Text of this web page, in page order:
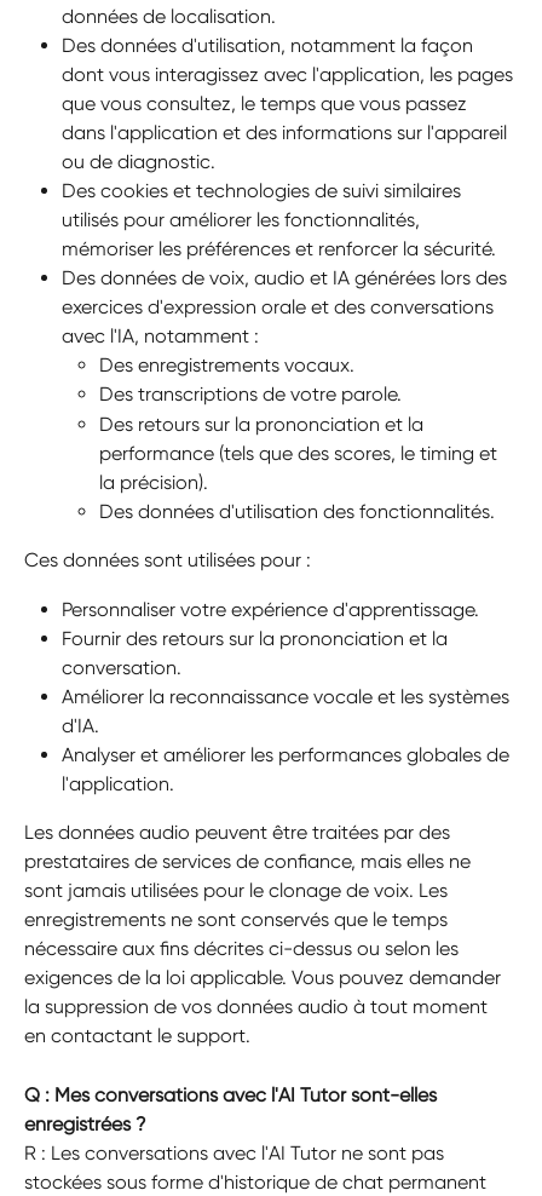
données de localisation.
Des données d'utilisation, notamment la façon
dont vous interagissez avec l'application, les pages
que vous consultez, le temps que vous passez
dans l'application et des informations sur l'appareil
ou de diagnostic.
Des cookies et technologies de suivi similaires
utilisés pour améliorer les fonctionnalités,
mémoriser les préférences et renforcer la sécurité.
Des données de voix, audio et IA générées lors des
exercices d'expression orale et des conversations
avec l'IA, notamment :
Des enregistrements vocaux.
Des transcriptions de votre parole.
Des retours sur la prononciation et la
performance (tels que des scores, le timing et
la précision).
Des données d'utilisation des fonctionnalités.
Ces données sont utilisées pour :
Personnaliser votre expérience d'apprentissage.
Fournir des retours sur la prononciation et la
conversation.
Améliorer la reconnaissance vocale et les systèmes
d'IA.
Analyser et améliorer les performances globales de
l'application.
Les données audio peuvent être traitées par des
prestataires de services de confiance, mais elles ne
sont jamais utilisées pour le clonage de voix. Les
enregistrements ne sont conservés que le temps
nécessaire aux fins décrites ci-dessus ou selon les
exigences de la loi applicable. Vous pouvez demander
la suppression de vos données audio à tout moment
en contactant le support.
Q : Mes conversations avec l'AI Tutor sont-elles
enregistrées ?
R : Les conversations avec l'AI Tutor ne sont pas
stockées sous forme d'historique de chat permanent